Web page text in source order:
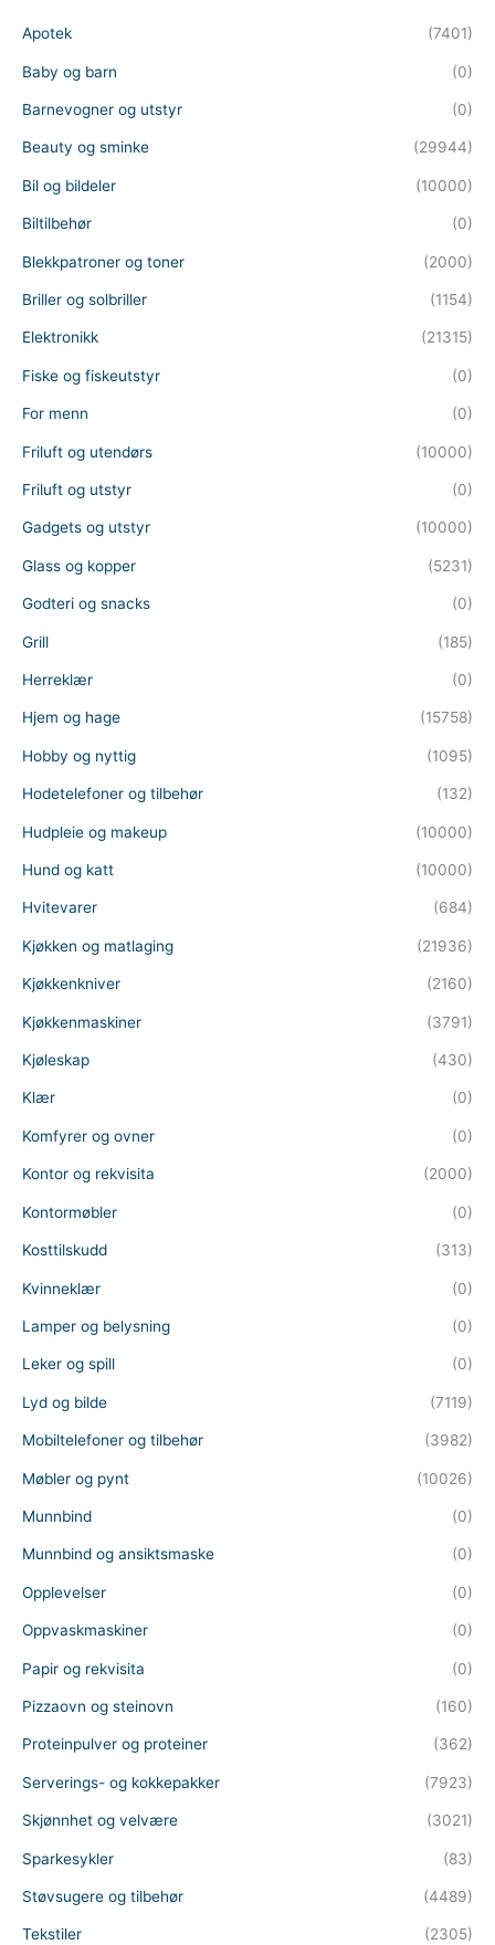
a
r
h
Apotek (7401)
Baby og barn (0)
Barnevogner og utstyr (0)
Beauty og sminke (29944)
Bil og bildeler (10000)
Biltilbehør (0)
Blekkpatroner og toner (2000)
Briller og solbriller (1154)
Elektronikk (21315)
Fiske og fiskeutstyr (0)
For menn (0)
Friluft og utendørs (10000)
Friluft og utstyr (0)
Gadgets og utstyr (10000)
Glass og kopper (5231)
Godteri og snacks (0)
Grill (185)
Herreklær (0)
Hjem og hage (15758)
Hobby og nyttig (1095)
Hodetelefoner og tilbehør (132)
Hudpleie og makeup (10000)
Hund og katt (10000)
Hvitevarer (684)
Kjøkken og matlaging (21936)
Kjøkkenkniver (2160)
Kjøkkenmaskiner (3791)
Kjøleskap (430)
Klær (0)
Komfyrer og ovner (0)
Kontor og rekvisita (2000)
Kontormøbler (0)
Kosttilskudd (313)
Kvinneklær (0)
Lamper og belysning (0)
Leker og spill (0)
Lyd og bilde (7119)
Mobiltelefoner og tilbehør (3982)
Møbler og pynt (10026)
Munnbind (0)
Munnbind og ansiktsmaske (0)
Opplevelser (0)
Oppvaskmaskiner (0)
Papir og rekvisita (0)
Pizzaovn og steinovn (160)
Proteinpulver og proteiner (362)
Serverings- og kokkepakker (7923)
Skjønnhet og velvære (3021)
Sparkesykler (83)
Støvsugere og tilbehør (4489)
Tekstiler (2305)